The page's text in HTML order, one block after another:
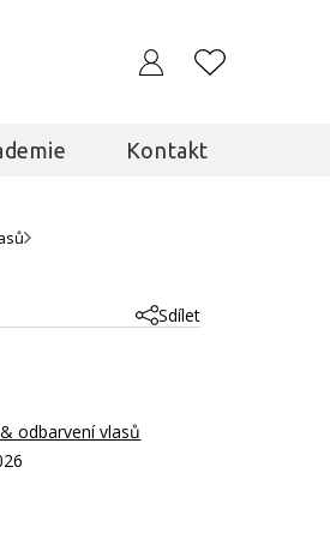
Kontakt
Sdílet
odbarvení vlasů